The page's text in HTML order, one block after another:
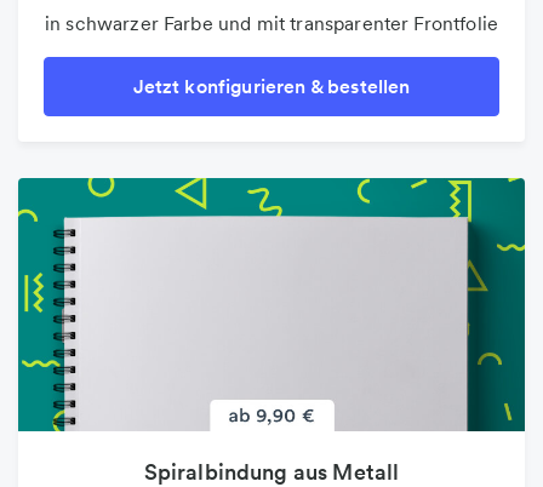
in schwarzer Farbe und mit transparenter Frontfolie
Jetzt konfigurieren & bestellen
Spiralbindung aus Metall